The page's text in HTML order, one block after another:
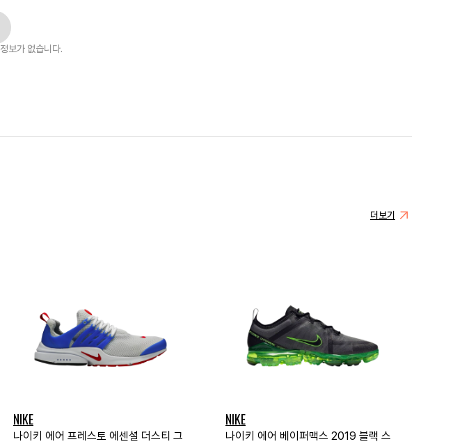
정보가 없습니다.
더보기
NIKE
나이키 에어 프레스토 에센셜 더스티 그
NIKE
나이키 에어 베이퍼맥스 2019 블랙 스